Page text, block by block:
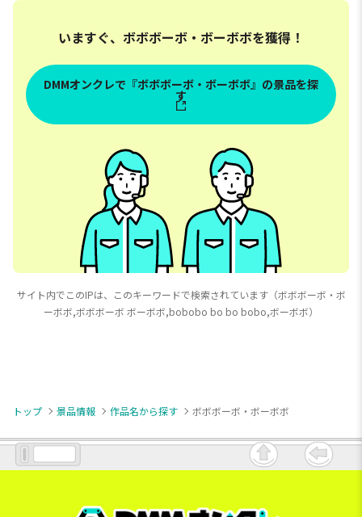
いますぐ、ボボボーボ・ボーボボを獲得！
DMMオンクレで『ボボボーボ・ボーボボ』の景品を探
す
サイト内でこのIPは、このキーワードで検索されています（ボボボーボ・ボ
ーボボ,ボボボーボ ボーボボ,bobobo bo bo bobo,ボーボボ）
トップ 景品情報 作品名から探す ボボボーボ・ボーボボ